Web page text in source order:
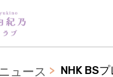
ュース NHK BSプレミアム「新･